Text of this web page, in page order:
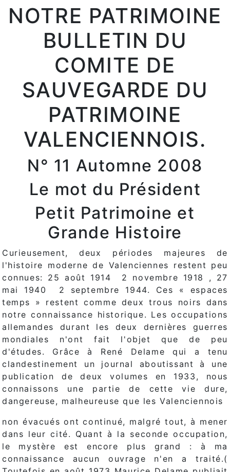
NOTRE PATRIMOINE
BULLETIN DU
COMITE DE
SAUVEGARDE DU
PATRIMOINE
VALENCIENNOIS.
N° 11 Automne 2008
Le mot du Président
Petit Patrimoine et
Grande Histoire
Curieusement, deux périodes majeures de
l'histoire moderne de Valenciennes restent peu
connues: 25 août 1914  2 novembre 1918 , 27
mai 1940  2 septembre 1944. Ces « espaces
temps » restent comme deux trous noirs dans
notre connaissance historique. Les occupations
allemandes durant les deux dernières guerres
mondiales n'ont fait l'objet que de peu
d'études. Grâce à René Delame qui a tenu
clandestinement un journal aboutissant à une
publication de deux volumes en 1933, nous
connaissons une partie de cette vie dure,
dangereuse, malheureuse que les Valenciennois
non évacués ont continué, malgré tout, à mener
dans leur cité. Quant à la seconde occupation,
le mystère est encore plus grand : à ma
connaissance aucun ouvrage n'en a traité.(